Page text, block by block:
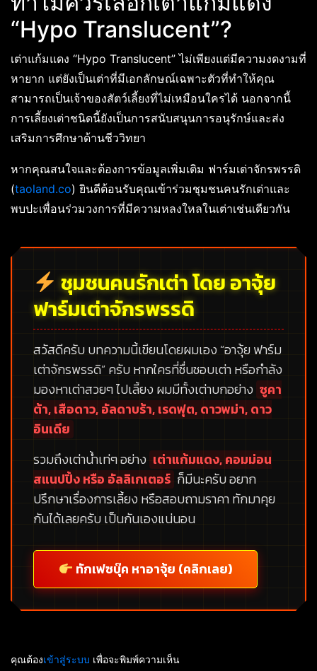
“Hypo Translucent”?
เต่าแก้มแดง “Hypo Translucent” ไม่เพียงแต่มีความงดงามที่
หายาก แต่ยังเป็นเต่าที่มีเอกลักษณ์เฉพาะตัวที่ทำให้คุณ
สามารถเป็นเจ้าของสัตว์เลี้ยงที่ไม่เหมือนใครได้ นอกจากนี้
การเลี้ยงเต่าชนิดนี้ยังเป็นการสนับสนุนการอนุรักษ์และส่ง
เสริมการศึกษาด้านชีววิทยา
หากคุณสนใจและต้องการข้อมูลเพิ่มเติม ฟาร์มเต่าจักรพรรดิ
(taoland.co) ยินดีต้อนรับคุณเข้าร่วมชุมชนคนรักเต่าและ
พบปะเพื่อนร่วมวงการที่มีความหลงใหลในเต่าเช่นเดียวกัน
ชุมชนคนรักเต่า โดย อาจุ้ย
ฟาร์มเต่าจักรพรรดิ
สวัสดีครับ บทความนี้เขียนโดยผมเอง “อาจุ้ย ฟาร์ม
เต่าจักรพรรดิ”ครับ หากใครที่ชื่นชอบเต่า หรือกำลัง
มองหาเต่าสวยๆ ไปเลี้ยง ผมมีทั้งเต่าบกอย่าง ซูคา
ต้า, เสือดาว, อัลดาบร้า, เรดฟุต, ดาวพม่า, ดาว
อินเดีย
รวมถึงเต่าน้ำเท่ๆ อย่าง เต่าแก้มแดง, คอมม่อน
สแนปปิ้ง หรือ อัลลิเกเตอร์ ก็มีนะครับ อยาก
ปรึกษาเรื่องการเลี้ยง หรือสอบถามราคา ทักมาคุย
กันได้เลยครับ เป็นกันเองแน่นอน
ทักเฟซบุ๊ค หาอาจุ้ย (คลิกเลย)
คุณต้องเข้าสู่ระบบ เพื่อจะพิมพ์ความเห็น